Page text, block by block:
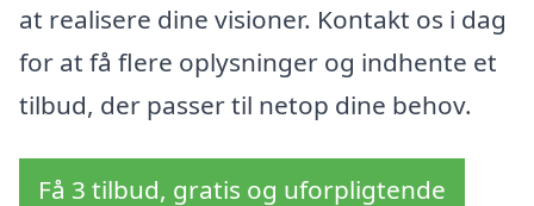
at realisere dine visioner. Kontakt os i dag
for at få flere oplysninger og indhente et
tilbud, der passer til netop dine behov.
Få 3 tilbud, gratis og uforpligtende